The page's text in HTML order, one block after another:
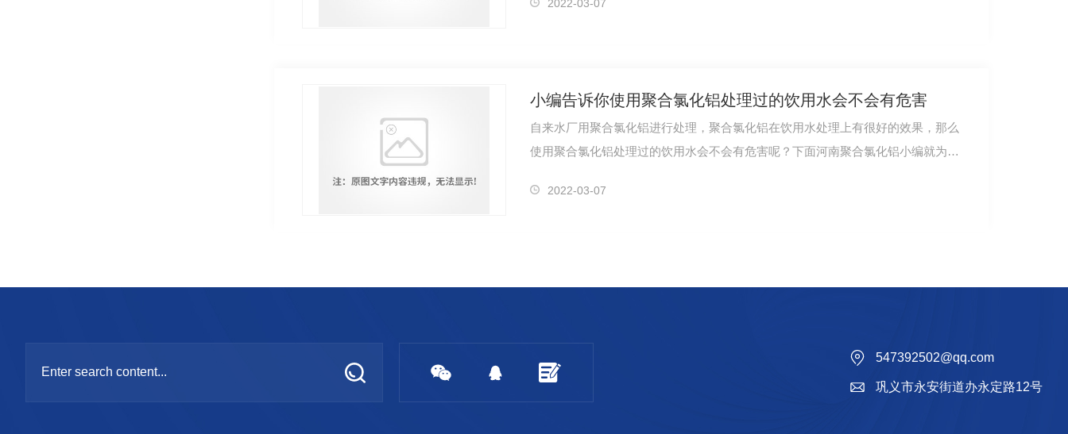
2022-03-07
小编告诉你使用聚合氯化铝处理过的饮用水会不会有危害
自来水厂用聚合氯化铝进行处理，聚合氯化铝在饮用水处理上有很好的效果，那么
使用聚合氯化铝处理过的饮用水会不会有危害呢？下面河南聚合氯化铝小编就为大
2022-03-07
547392502@qq.com
巩义市永安街道办永定路12号